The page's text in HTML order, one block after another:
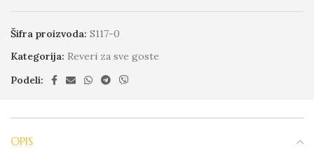
Šifra proizvoda: S117-0
Kategorija: Reveri za sve goste
Podeli:
OPIS